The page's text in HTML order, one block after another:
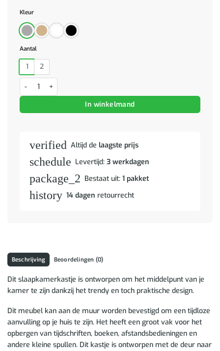
Kleur
Aantal
1 2
Nachtkastje 30,5x30x30 cm spaanplaat betongrijs aantal
In winkelmand
verified Altijd de laagste prijs
schedule Levertijd: 3 werkdagen
package_2 Bestaat uit: 1 pakket
history 14 dagen retourrecht
Beschrijving Beoordelingen (0)
Dit slaapkamerkastje is ontworpen om het middelpunt van je
kamer te zijn dankzij het trendy en toch praktische design.
Dit meubel kan aan de muur worden bevestigd om een tijdloze
aanvulling op je huis te zijn. Het heeft een groot vak voor het
opbergen van tijdschriften, boeken, afstandsbedieningen en
andere kleine spullen. Dit kastje is ontworpen met de deur naar